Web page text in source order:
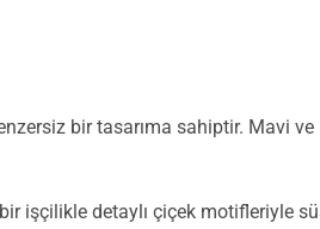
bir tasarıma sahiptir. Mavi ve
işçilikle detaylı çiçek motifleriyle